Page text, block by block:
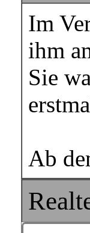
Im
ihm
Sie
Ab